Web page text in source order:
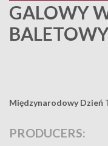
GALOWY
Międzynarodowy Dzień
PRODUCERS: